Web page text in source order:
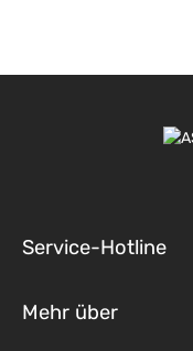
Service-Hotline
Mehr über